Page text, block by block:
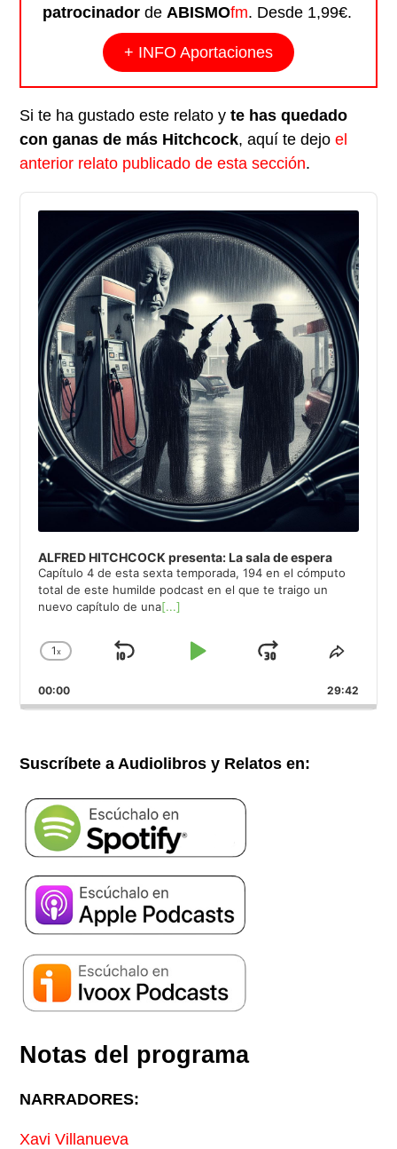
patrocinador deABISMOfm. Desde 1,99€.
+ INFO Aportaciones
Si te ha gustado este relato yte has quedado
con ganas de más Hitchcock, aquí te dejoel
anterior relato publicado de esta sección.
Audio
Player
ALFRED HITCHCOCK presenta: La sala de espera
Capítulo 4 de esta sexta temporada, 194 en el cómputo
total de este humilde podcast en el que te traigo un
nuevo capítulo de una[...]
Cambiar
velocidad
de
1x
Saltar
atrás
Reproducir
Pausar
Avanzar
00:00 29:42
Suscríbete a Audiolibros y Relatos en:
Notas del programa
NARRADORES:
Xavi Villanueva